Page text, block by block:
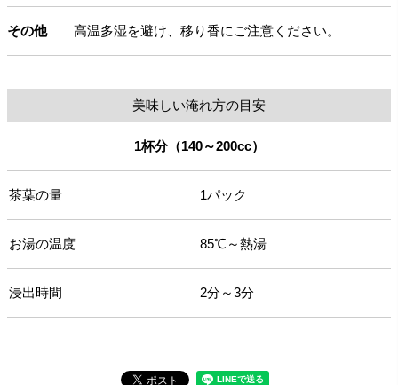
その他 高温多湿を避け、移り香にご注意ください。
美味しい淹れ方の目安
1杯分（140～200cc）
茶葉の量 1パック
お湯の温度 85℃～熱湯
浸出時間 2分～3分